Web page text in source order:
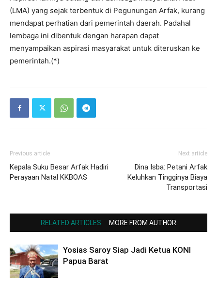
(LMA) yang sejak terbentuk di Pegunungan Arfak, kurang
mendapat perhatian dari pemerintah daerah. Padahal
lembaga ini dibentuk dengan harapan dapat
menyampaikan aspirasi masyarakat untuk diteruskan ke
pemerintah.(*)
Previous article
Kepala Suku Besar Arfak Hadiri
Perayaan Natal KKBOAS
Next article
Dina Isba: Petani Arfak
Keluhkan Tingginya Biaya
Transportasi
RELATED ARTICLES MORE FROM AUTHOR
Yosias Saroy Siap Jadi Ketua KONI
Papua Barat